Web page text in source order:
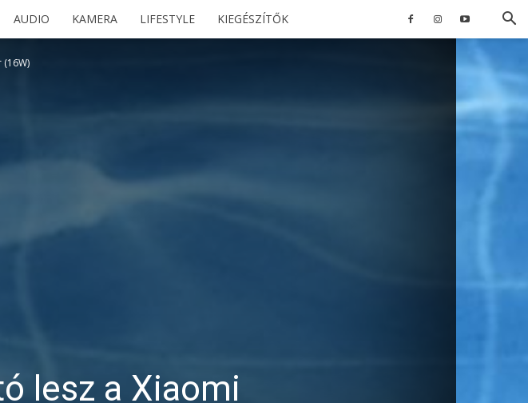
AUDIO KAMERA LIFESTYLE KIEGÉSZÍTŐK
lesz a Xiaomi